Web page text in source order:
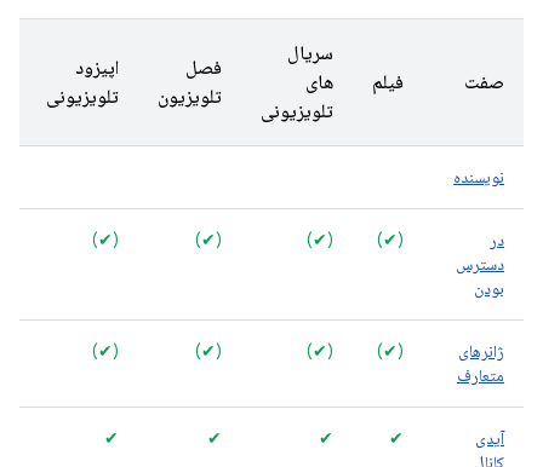
صفت فیلم
سریال
های
تلویزیونی
فصل
تلویزیون
اپیزود
تلویزیونی
نویسنده
در
دسترس
بودن
(✔)
(✔)
(✔)
(✔)
ژانرهای
متعارف
(✔)
(✔)
(✔)
(✔)
آیدی
کانال
✔
✔
✔
✔